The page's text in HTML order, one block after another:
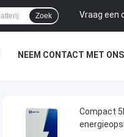
Vraag een
Zoek
NEEM CONTACT MET
Compact